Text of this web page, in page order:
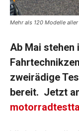
Mehr als 120 Modelle
Ab Mai stehen
zweirädige
bereit. Jetzt